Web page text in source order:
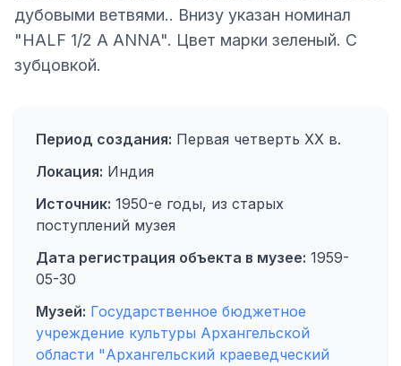
дубовыми ветвями.. Внизу указан номинал
"HALF 1/2 А ANNA". Цвет марки зеленый. С
зубцовкой.
Период создания: Первая четверть XX в.
Локация: Индия
Источник: 1950-е годы, из старых
поступлений музея
Дата регистрация объекта в музее: 1959-
05-30
Музей: Государственное бюджетное
учреждение культуры Архангельской
области "Архангельский краеведческий